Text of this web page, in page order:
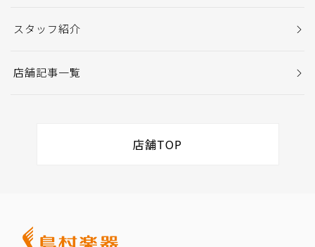
スタッフ紹介
店舗記事一覧
店舗TOP